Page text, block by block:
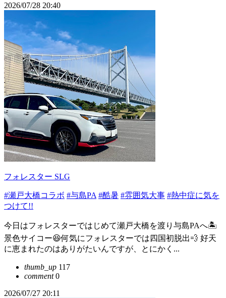
2026/07/28 20:40
フォレスター SLG
#瀬戸大橋コラボ #与島PA #酷暑 #雰囲気大事 #熱中症に気を
つけて!!
今日はフォレスターではじめて瀬戸大橋を渡り与島PAへ🏝️
景色サイコー😆何気にフォレスターでは四国初脱出💨 好天
に恵まれたのはありがたいんですが、とにかく...
thumb_up 117
comment0
2026/07/27 20:11